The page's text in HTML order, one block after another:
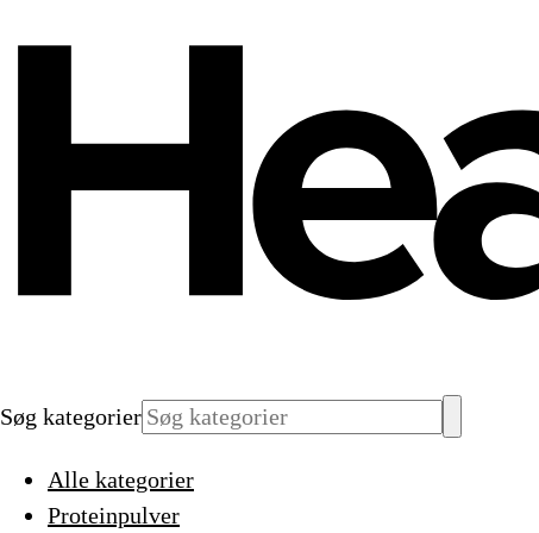
Søg kategorier
Alle kategorier
Proteinpulver